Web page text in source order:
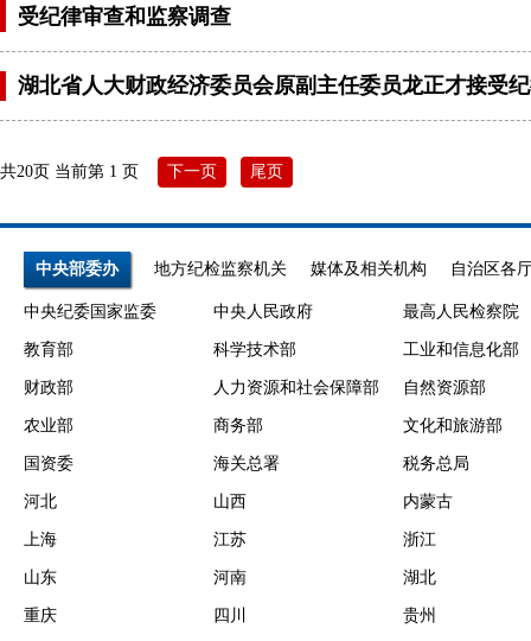
受纪律审查和监察调查
湖北省人大财政经济委员会原副主任委员龙正才接受
共20页 当前第 1 页 下一页 尾页
中央部委办 地方纪检监察机关 媒体及相关机构 自治区各
中央纪委国家监委 中央人民政府 最高人民检察院
教育部 科学技术部 工业和信息化部
财政部 人力资源和社会保障部 自然资源部
农业部 商务部 文化和旅游部
国资委 海关总署 税务总局
河北 山西 内蒙古
上海 江苏 浙江
山东 河南 湖北
重庆 四川 贵州